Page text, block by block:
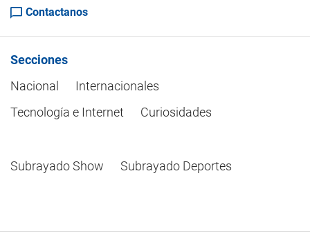
Contactanos
Secciones
Nacional
Internacionales
Tecnología e Internet
Curiosidades
Subrayado Show Subrayado Deportes